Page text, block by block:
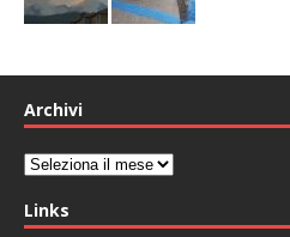
Archivi
Archivi
Links